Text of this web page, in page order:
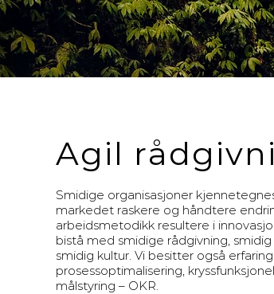
Agil
Smidige organisasjoner
markedet raskere og håndtere
arbeidsmetodikk resultere i
bistå med smidige rådgivning,
smidig kultur. Vi besitter også
prosessoptimalisering,
målstyring – OKR.